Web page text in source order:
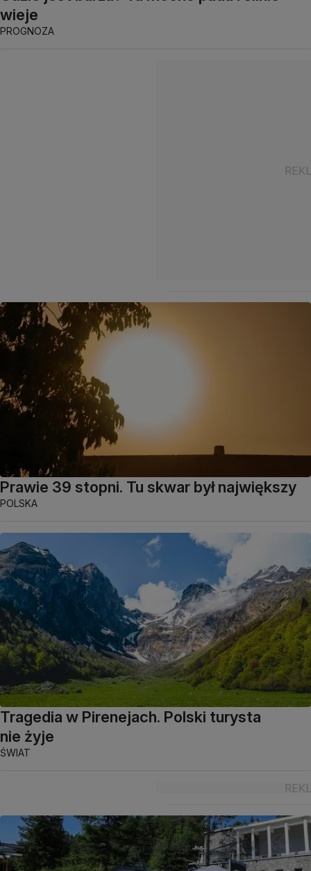
wieje
PROGNOZA
Prawie 39 stopni. Tu skwar był największy
POLSKA
Tragedia w Pirenejach. Polski turysta
nie żyje
ŚWIAT